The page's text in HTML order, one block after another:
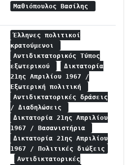
Μαθιόπουλος Βασίλης
Έλληνες πολιτικοί
κρατούμενοι
Αντιδικτατορικός Τύπος
εξωτερικού
Δικτατορία
21ης Απριλίου 1967 /
Εξωτερική πολιτική
Αντιδικτατορικές δράσεις
/ Διαδηλώσεις
Δικτατορία 21ης Απριλίου
1967 / Βασανιστήρια
Δικτατορία 21ης Απριλίου
1967 / Πολιτικές διώξεις
Αντιδικτατορικές